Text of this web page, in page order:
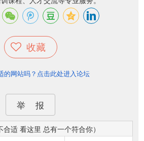
收藏
的网站吗？点击此处进入论坛
举 报
合适 看这里 总有一个符合你）